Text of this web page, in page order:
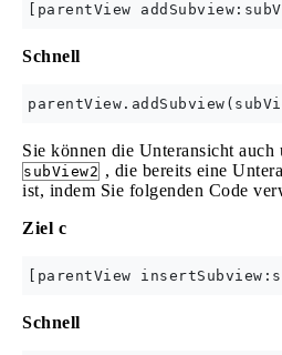
Schnell
Sie können die Unteransicht auch
subView2 , die bereits eine
ist, indem Sie folgenden Code
Ziel c
Schnell